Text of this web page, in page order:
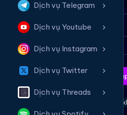
Dịch vụ Telegram
Dịch vụ Youtube
Dịch vụ Instagram
Dịch vụ Twitter
Dịch vụ Threads
Mật khẩu
Đăng
Bạn chưa có tài